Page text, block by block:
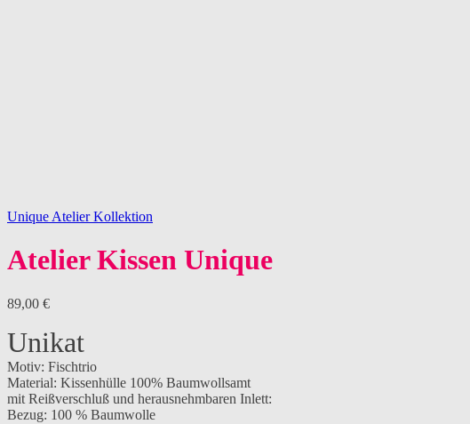
Unique Atelier Kollektion
Atelier Kissen Unique
89,00 €
Unikat
Motiv: Fischtrio
Material: Kissenhülle 100% Baumwollsamt
mit Reißverschluß und herausnehmbaren Inlett:
Bezug: 100 % Baumwolle